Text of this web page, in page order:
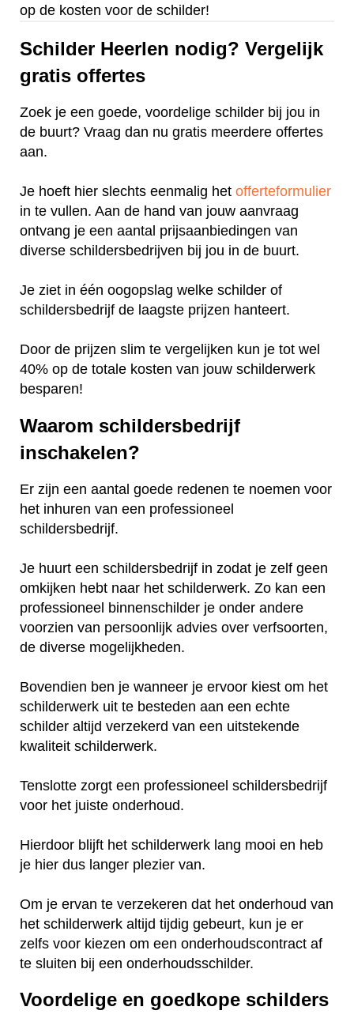
op de kosten voor de schilder!
Schilder Heerlen nodig? Vergelijk
gratis offertes
Zoek je een goede, voordelige schilder bij jou in
de buurt? Vraag dan nu gratis meerdere offertes
aan.
Je hoeft hier slechts eenmalig het offerteformulier
in te vullen. Aan de hand van jouw aanvraag
ontvang je een aantal prijsaanbiedingen van
diverse schildersbedrijven bij jou in de buurt.
Je ziet in één oogopslag welke schilder of
schildersbedrijf de laagste prijzen hanteert.
Door de prijzen slim te vergelijken kun je tot wel
40% op de totale kosten van jouw schilderwerk
besparen!
Waarom schildersbedrijf
inschakelen?
Er zijn een aantal goede redenen te noemen voor
het inhuren van een professioneel
schildersbedrijf.
Je huurt een schildersbedrijf in zodat je zelf geen
omkijken hebt naar het schilderwerk. Zo kan een
professioneel binnenschilder je onder andere
voorzien van persoonlijk advies over verfsoorten,
de diverse mogelijkheden.
Bovendien ben je wanneer je ervoor kiest om het
schilderwerk uit te besteden aan een echte
schilder altijd verzekerd van een uitstekende
kwaliteit schilderwerk.
Tenslotte zorgt een professioneel schildersbedrijf
voor het juiste onderhoud.
Hierdoor blijft het schilderwerk lang mooi en heb
je hier dus langer plezier van.
Om je ervan te verzekeren dat het onderhoud van
het schilderwerk altijd tijdig gebeurt, kun je er
zelfs voor kiezen om een onderhoudscontract af
te sluiten bij een onderhoudsschilder.
Voordelige en goedkope schilders